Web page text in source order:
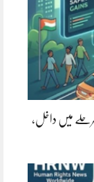
میں داخل،